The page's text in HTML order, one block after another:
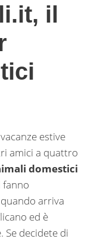
il
estive
amici a quattro
domestici
fanno
arriva
ed è
Se decidete di